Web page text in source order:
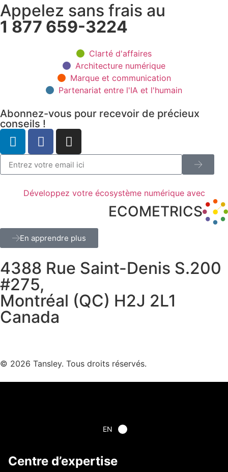
Appelez sans frais au
1 877 659-3224
Clarté d'affaires
Architecture numérique
Marque et communication
Partenariat entre l'IA et l'humain
Abonnez-vous pour recevoir de précieux
conseils !
Développez votre écosystème numérique avec
ECOMETRICS
En apprendre plus
4388 Rue Saint-Denis S.200
#275,
Montréal (QC) H2J 2L1
Canada
© 2026 Tansley. Tous droits réservés.
EN
Centre d’expertise